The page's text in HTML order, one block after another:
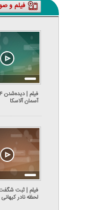
فیلم و
آسمان آلاسکا
فیلم | ثبت
لحظه نادر کیهانی